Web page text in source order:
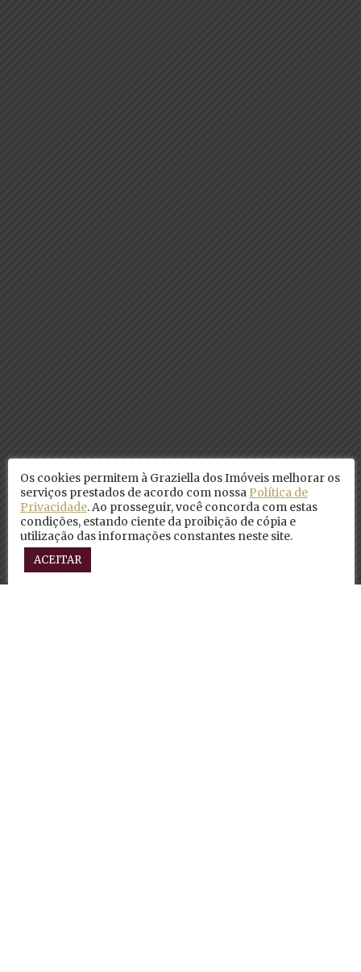
Os cookies permitem à Graziella dos Imóveis melhorar os
serviços prestados de acordo com nossa Política de
Privacidade. Ao prosseguir, você concorda com estas
condições, estando ciente da proibição de cópia e
utilização das informações constantes neste site.
ACEITAR